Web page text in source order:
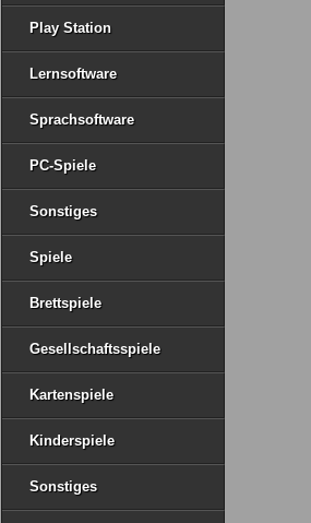
Play Station
Lernsoftware
Sprachsoftware
PC-Spiele
Sonstiges
Spiele
Brettspiele
Gesellschaftsspiele
Kartenspiele
Kinderspiele
Sonstiges